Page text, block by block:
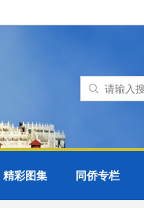
精彩图集 同侨专栏